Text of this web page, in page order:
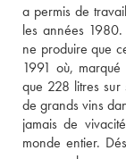
a permis de
les années
ne produire que
1991 où,
que 228 litres sur
de grands vins
jamais de
monde entier.